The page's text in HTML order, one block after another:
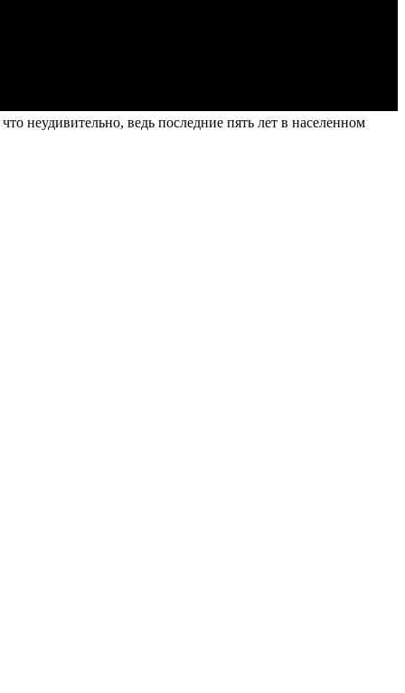
неудивительно, ведь последние пять лет в населенном